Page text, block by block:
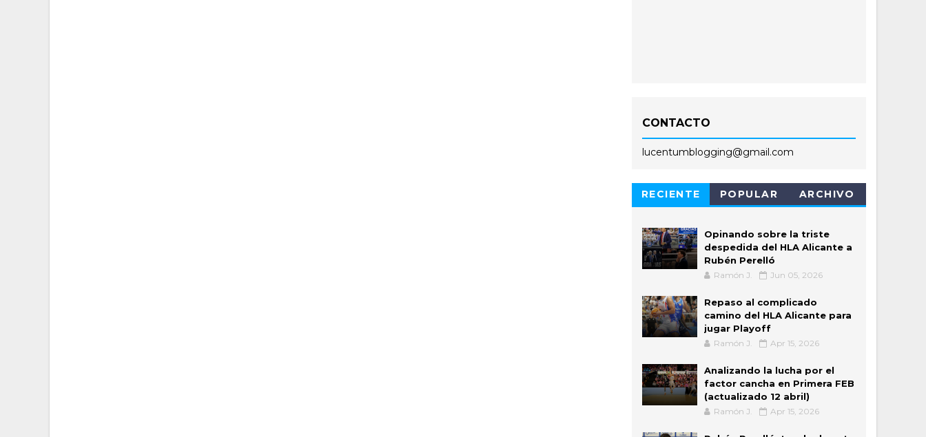
CONTACTO
lucentumblogging@gmail.com
RECIENTE POPULAR ARCHIVO
Opinando sobre la triste
despedida del HLA Alicante a
Rubén Perelló
Ramón J. Jun 05, 2026
Repaso al complicado
camino del HLA Alicante para
jugar Playoff
Ramón J. Apr 15, 2026
Analizando la lucha por el
factor cancha en Primera FEB
(actualizado 12 abril)
Ramón J. Apr 15, 2026